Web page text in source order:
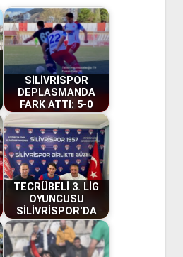
SİLİVRİSPOR
DEPLASMANDA
FARK ATTI: 5-0
TECRÜBELİ 3. LİG
OYUNCUSU
SİLİVRİSPOR'DA